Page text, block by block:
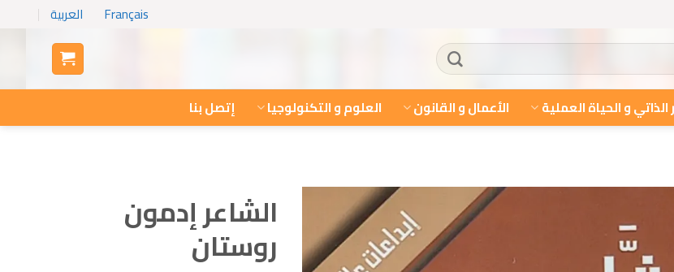
Français العربية
الذاتي و الحياة العملية الأعمال و القانون العلوم و التكنولوجيا إتصل بنا
الشاعر إدمون
روستان